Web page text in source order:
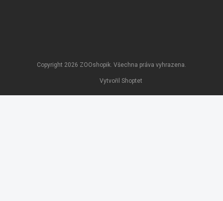
Vytvořil Shoptet
Copyright 2026 ZOOshopik. Všechna práva vyhrazena.